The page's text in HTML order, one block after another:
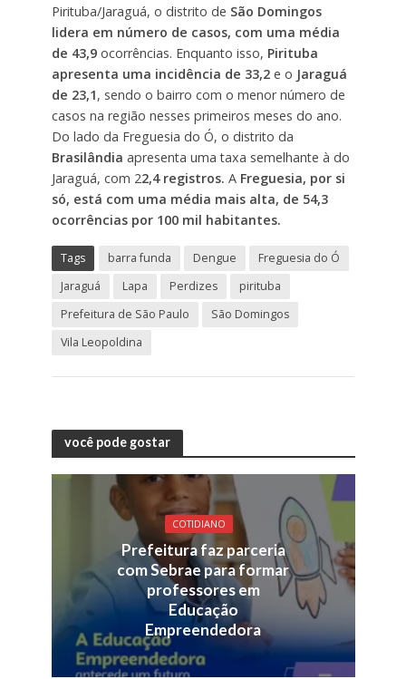
Pirituba/Jaraguá, o distrito de São Domingos
lidera em número de casos, com uma média
de 43,9ocorrências. Enquanto isso, Pirituba
apresenta uma incidência de 33,2e o Jaraguá
de 23,1, sendo o bairro com o menor número de
casos na região nesses primeiros meses do ano.
Do lado da Freguesia do Ó, o distrito da
Brasilândia apresenta uma taxa semelhante à do
Jaraguá, com 22,4 registros. A Freguesia, por si
só, está com uma média mais alta, de 54,3
ocorrências por 100 mil habitantes.
Tags barra funda Dengue
Freguesia do Ó
Jaraguá
Lapa Perdizes
pirituba
Prefeitura de São Paulo
São Domingos
Vila Leopoldina
você pode gostar
COTIDIANO
Prefeitura faz parceria
com Sebrae para formar
professores em
Educação
Empreendedora